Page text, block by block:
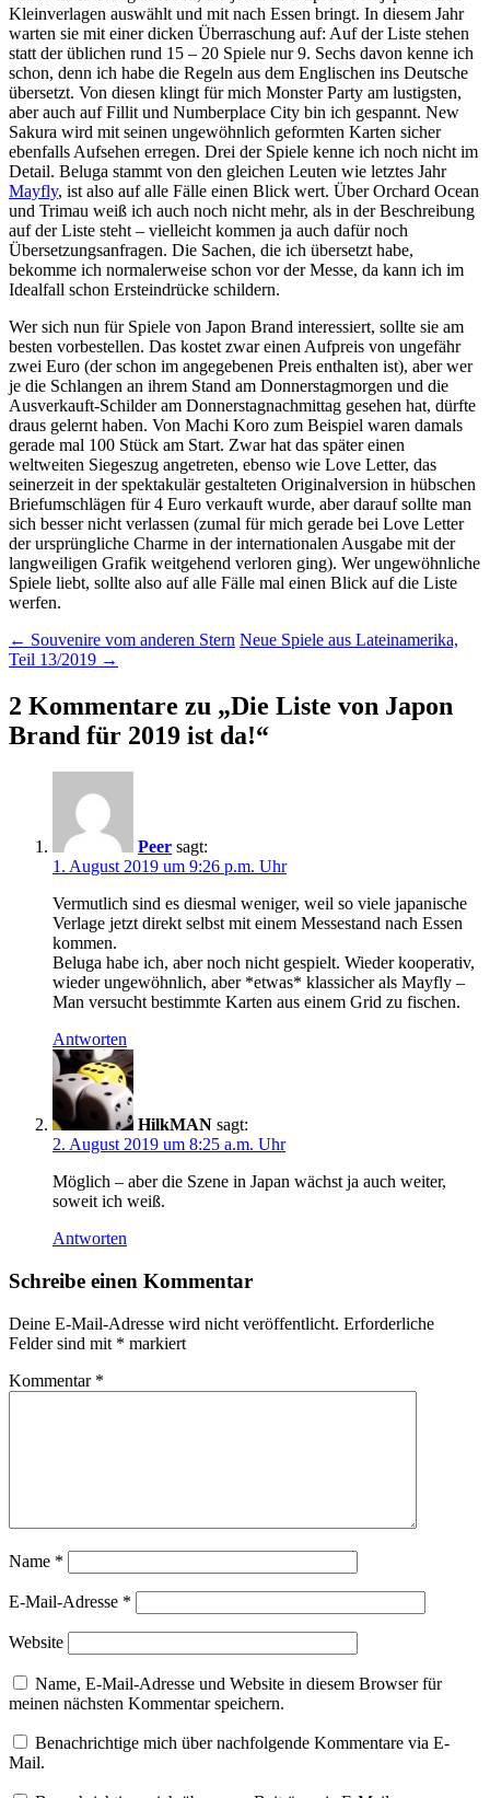
Kleinverlagen auswählt und mit nach Essen bringt. In diesem Jahr
warten sie mit einer dicken Überraschung auf: Auf der Liste stehen
statt der üblichen rund 15 – 20 Spiele nur 9. Sechs davon kenne ich
schon, denn ich habe die Regeln aus dem Englischen ins Deutsche
übersetzt. Von diesen klingt für mich Monster Party am lustigsten,
aber auch auf Fillit und Numberplace City bin ich gespannt. New
Sakura wird mit seinen ungewöhnlich geformten Karten sicher
ebenfalls Aufsehen erregen. Drei der Spiele kenne ich noch nicht im
Detail. Beluga stammt von den gleichen Leuten wie letztes Jahr
Mayfly, ist also auf alle Fälle einen Blick wert. Über Orchard Ocean
und Trimau weiß ich auch noch nicht mehr, als in der Beschreibung
auf der Liste steht – vielleicht kommen ja auch dafür noch
Übersetzungsanfragen. Die Sachen, die ich übersetzt habe,
bekomme ich normalerweise schon vor der Messe, da kann ich im
Idealfall schon Ersteindrücke schildern.
Wer sich nun für Spiele von Japon Brand interessiert, sollte sie am
besten vorbestellen. Das kostet zwar einen Aufpreis von ungefähr
zwei Euro (der schon im angegebenen Preis enthalten ist), aber wer
je die Schlangen an ihrem Stand am Donnerstagmorgen und die
Ausverkauft-Schilder am Donnerstagnachmittag gesehen hat, dürfte
draus gelernt haben. Von Machi Koro zum Beispiel waren damals
gerade mal 100 Stück am Start. Zwar hat das später einen
weltweiten Siegeszug angetreten, ebenso wie Love Letter, das
seinerzeit in der spektakulär gestalteten Originalversion in hübschen
Briefumschlägen für 4 Euro verkauft wurde, aber darauf sollte man
sich besser nicht verlassen (zumal für mich gerade bei Love Letter
der ursprüngliche Charme in der internationalen Ausgabe mit der
langweiligen Grafik weitgehend verloren ging). Wer ungewöhnliche
Spiele liebt, sollte also auf alle Fälle mal einen Blick auf die Liste
werfen.
Beitragsnavigation
← Souvenire vom anderen Stern Neue Spiele aus Lateinamerika,
Teil 13/2019 →
2 Kommentare zu „Die Liste von Japon
Brand für 2019 ist da!“
Peer sagt:
1. August 2019 um 9:26 p.m. Uhr
Vermutlich sind es diesmal weniger, weil so viele japanische
Verlage jetzt direkt selbst mit einem Messestand nach Essen
kommen.
Beluga habe ich, aber noch nicht gespielt. Wieder kooperativ,
wieder ungewöhnlich, aber *etwas* klassicher als Mayfly –
Man versucht bestimmte Karten aus einem Grid zu fischen.
Antworten
HilkMAN sagt:
2. August 2019 um 8:25 a.m. Uhr
Möglich – aber die Szene in Japan wächst ja auch weiter,
soweit ich weiß.
Antworten
Schreibe einen Kommentar
Deine E-Mail-Adresse wird nicht veröffentlicht. Erforderliche
Felder sind mit * markiert
Kommentar *
Name *
E-Mail-Adresse *
Website
Name, E-Mail-Adresse und Website in diesem Browser für
meinen nächsten Kommentar speichern.
Benachrichtige mich über nachfolgende Kommentare via E-
Mail.